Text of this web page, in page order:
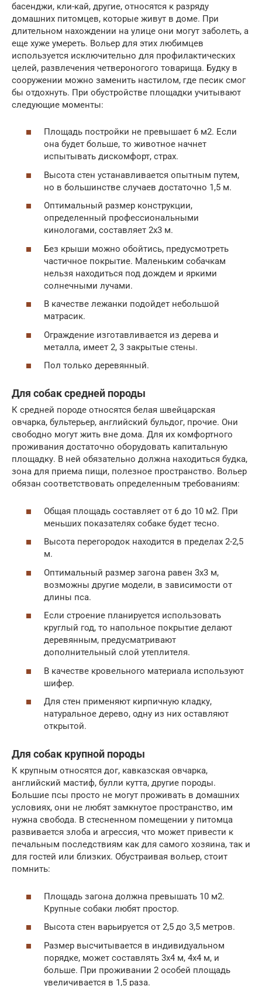
басенджи, кли-кай, другие, относятся к разряду
домашних питомцев, которые живут в доме. При
длительном нахождении на улице они могут заболеть, а
еще хуже умереть. Вольер для этих любимцев
используется исключительно для профилактических
целей, развлечения четвероногого товарища. Будку в
сооружении можно заменить настилом, где песик смог
бы отдохнуть. При обустройстве площадки учитывают
следующие моменты:
Площадь постройки не превышает 6 м2. Если
она будет больше, то животное начнет
испытывать дискомфорт, страх.
Высота стен устанавливается опытным путем,
но в большинстве случаев достаточно 1,5 м.
Оптимальный размер конструкции,
определенный профессиональными
кинологами, составляет 2х3 м.
Без крыши можно обойтись, предусмотреть
частичное покрытие. Маленьким собачкам
нельзя находиться под дождем и яркими
солнечными лучами.
В качестве лежанки подойдет небольшой
матрасик.
Ограждение изготавливается из дерева и
металла, имеет 2, 3 закрытые стены.
Пол только деревянный.
Для собак средней породы
К средней породе относятся белая швейцарская
овчарка, бультерьер, английский бульдог, прочие. Они
свободно могут жить вне дома. Для их комфортного
проживания достаточно оборудовать капитальную
площадку. В ней обязательно должна находиться будка,
зона для приема пищи, полезное пространство. Вольер
обязан соответствовать определенным требованиям:
Общая площадь составляет от 6 до 10 м2. При
меньших показателях собаке будет тесно.
Высота перегородок находится в пределах 2-2,5
м.
Оптимальный размер загона равен 3х3 м,
возможны другие модели, в зависимости от
длины пса.
Если строение планируется использовать
круглый год, то напольное покрытие делают
деревянным, предусматривают
дополнительный слой утеплителя.
В качестве кровельного материала используют
шифер.
Для стен применяют кирпичную кладку,
натуральное дерево, одну из них оставляют
открытой.
Для собак крупной породы
К крупным относятся дог, кавказская овчарка,
английский мастиф, булли кутта, другие породы.
Большие псы просто не могут проживать в домашних
условиях, они не любят замкнутое пространство, им
нужна свобода. В стесненном помещении у питомца
развивается злоба и агрессия, что может привести к
печальным последствиям как для самого хозяина, так и
для гостей или близких. Обустраивая вольер, стоит
помнить:
Площадь загона должна превышать 10 м2.
Крупные собаки любят простор.
Высота стен варьируется от 2,5 до 3,5 метров.
Размер высчитывается в индивидуальном
порядке, может составлять 3х4 м, 4х4 м, и
больше. При проживании 2 особей площадь
увеличивается в 1,5 раза.